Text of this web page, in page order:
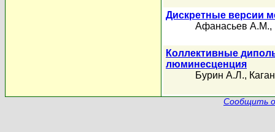
Дискретные версии
Афанасьев А.М.,
Коллективные
люминесценция
Бурин А.Л.,
Сообщить о